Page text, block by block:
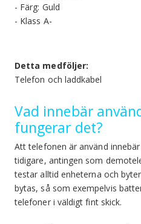
- Färg: Guld
- Klass A-
Detta medföljer:
Telefon och laddkabel
Vad innebär
fungerar det?
Att telefonen är använd
tidigare, antingen som
testar alltid enheterna och
bytas, så som exempelvis
telefoner i väldigt fint skick.